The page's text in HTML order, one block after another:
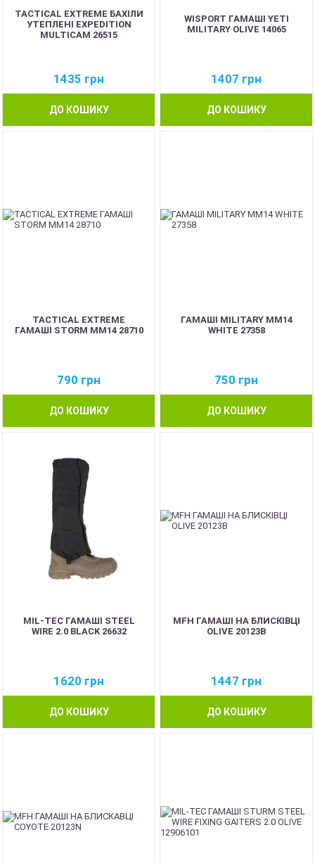
TACTICAL EXTREME БАХІЛИ
УТЕПЛЕНІ EXPEDITION
MULTICAM 26515
1435 грн
ДО КОШИКУ
WISPORT ГАМАШІ YETI
MILITARY OLIVE 14065
1407 грн
ДО КОШИКУ
TACTICAL EXTREME
ГАМАШІ STORM ММ14 28710
790 грн
ДО КОШИКУ
ГАМАШІ MILITARY ММ14
WHITE 27358
750 грн
ДО КОШИКУ
MIL-TEC ГАМАШІ STEEL
WIRE 2.0 BLACK 26632
1620 грн
ДО КОШИКУ
MFH ГАМАШІ НА БЛИСКІВЦІ
OLIVE 20123B
1447 грн
ДО КОШИКУ